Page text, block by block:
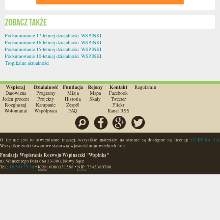
Zobacz także
Podsumowanie 17-letniej działalności WSPINKI
Podsumowanie 16-letniej działalności WSPINKI
Podsumowanie 15-letniej działalności WSPINKI
Podsumowanie 10-letniej działalności WSPINKI
Tropikalne aktualności
Wspieraj
Darowizna
Jeden procent
Rozgłaszaj
Wolontariat
Działalność
Programy
Projekty
Kampanie
Współpraca
Fundacja
Misja
Historia
Zespół
FAQ
Rejony
Mapa
Skały
Kontakt
Facebook
Tweeter
Flickr
Kanał RSS
Regulamin
Szukaj Facebook Google
O ile nie jest to stwierdzone inaczej, wszystkie materiały na stronie są dostępne na licencjiCC-BY-SA 3.0.
Wszystkie znaki towarowe stanowią własność odpowiednich firm.
Fundacja Wspierania Rozwoju Wspinaczki "Wspinka"
ul. Wincentego Pola 66a33-300,Nowy Sącz
Tel.: 18 541 77 30•KRS: 0000331588 •NIP: 7343380796